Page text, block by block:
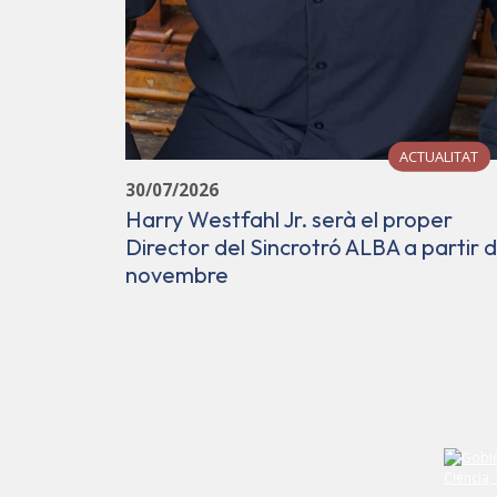
ACTUALITAT
30/07/2026
Harry Westfahl Jr. serà el proper
Director del Sincrotró ALBA a partir
novembre